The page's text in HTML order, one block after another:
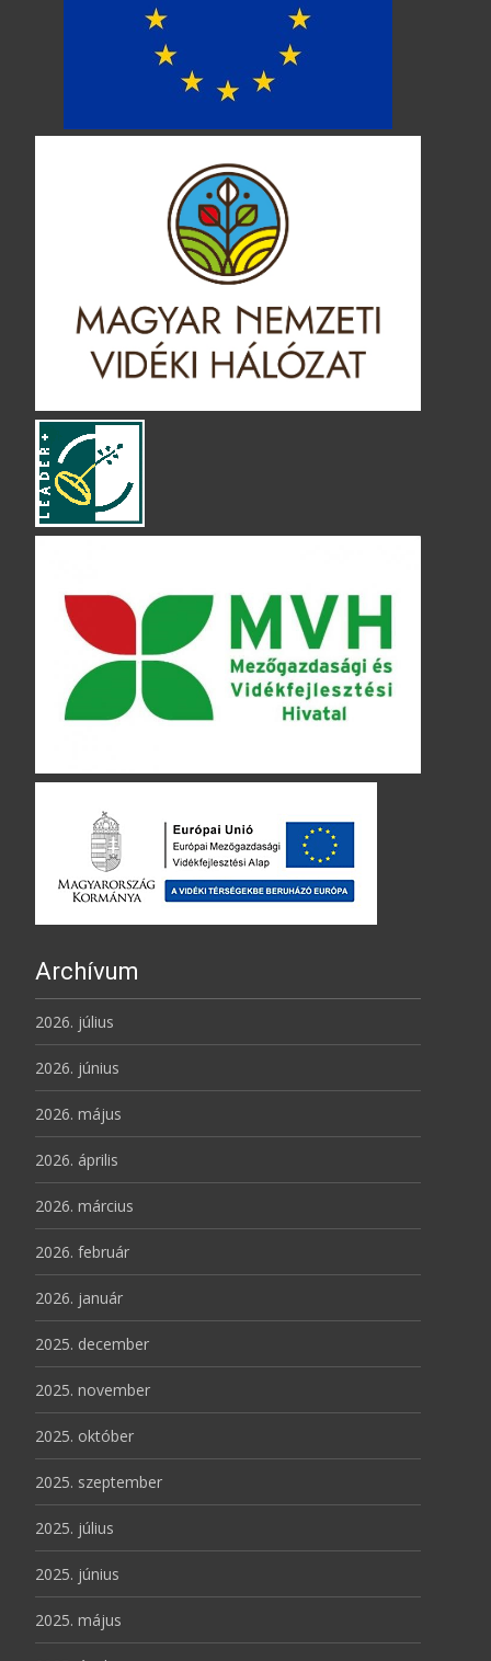
Archívum
2026. július
2026. június
2026. május
2026. április
2026. március
2026. február
2026. január
2025. december
2025. november
2025. október
2025. szeptember
2025. július
2025. június
2025. május